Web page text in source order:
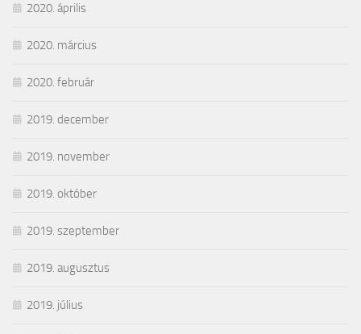
2020. április
2020. március
2020. február
2019. december
2019. november
2019. október
2019. szeptember
2019. augusztus
2019. július